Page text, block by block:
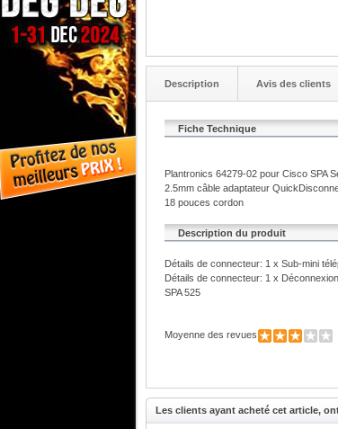
Description Avis des clients
Fiche Technique
Plantronics 64279-02 pour Cisco SPA
2.5mm câble adaptateur
18 pouces cordon
Description du produit
Détails de connecteur: 1 x Sub-mini
Détails de connecteur: 1 x
SPA 525
Moyenne des revues
Les clients ayant acheté cet article,